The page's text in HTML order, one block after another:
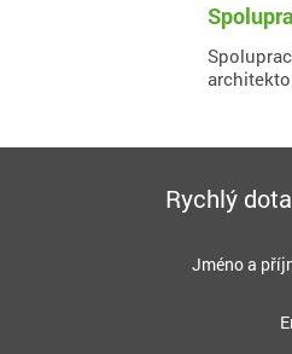
Rychlý
Jméno a